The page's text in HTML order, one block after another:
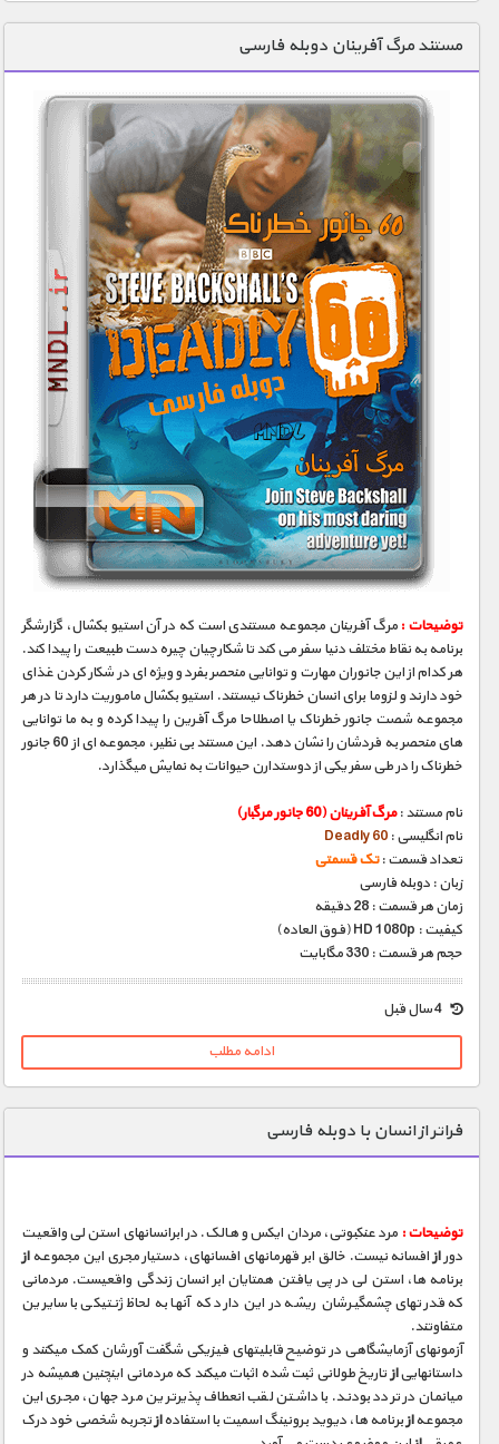
مستند مرگ آفرینان دوبله فارسی
توضیحات :مرگ آفرینان مجموعه مستندی است که در آن استیو بکشال، گزارشگر
برنامه به نقاط مختلف دنیا سفر می کند تا شکارچیان چیره دست طبیعت را پیدا کند.
هر کدام از این جانوران مهارت و توانایی منحصر بفرد و ویژه ای در شکار کردن غذای
خود دارند و لزوما برای انسان خطرناک نیستند. استیو بکشال ماموریت دارد تا در هر
مجموعه شصت جانور خطرناک یا اصطلاحا مرگ آفرین را پیدا کرده و به ما توانایی
های منحصر به فردشان را نشان دهد. این مستند بی نظیر، مجموعه ای از 60 جانور
خطرناک را در طی سفر یکی از دوستدارن حیوانات به نمایش میگذارد.
نام مستند :مرگ آفرینان (60 جانور مرگبار)
نام انگلیسی : Deadly 60
تعداد قسمت :تک قسمتی
زبان : دوبله فارسی
زمان هر قسمت : 28 دقیقه
کیفیت : HD 1080p (فوق العاده)
حجم هر قسمت : 330 مگابایت
ادامه مطلب
فراتر از انسان با دوبله فارسی
توضیحات : مرد عنکبوتی، مردان ایکس و هالک. در ابرانسانهای استن لی واقعیت
دورازافسانه نیست. خالق ابر قهرمانهای افسانهای، دستیار مجری این مجموعهاز
برنامه ها، استن لی در پی یافتن همتایان ابر انسان زندگی واقعیست. مردمانی
که قدرتهای چشمگیرشان ریشه در این دارد که آنها به لحاظ ژنتیکی با سایرین
متفاوتند.
آزمونهای آزمایشگاهی در توضیح قابلیتهای فیزیکی شگفت آورشان کمک میکنند و
داستانهاییازتاریخ طولانی ثبت شده اثبات میکند که مردمانی اینچنین همیشه در
میانمان در تردد بودند. با داشتن لقب انعطاف پذیرترین مرد جهان، مجری این
مجموعهازبرنامه ها، دیوید برونینگ اسمیت با استفادهازتجربه شخصی خود درک